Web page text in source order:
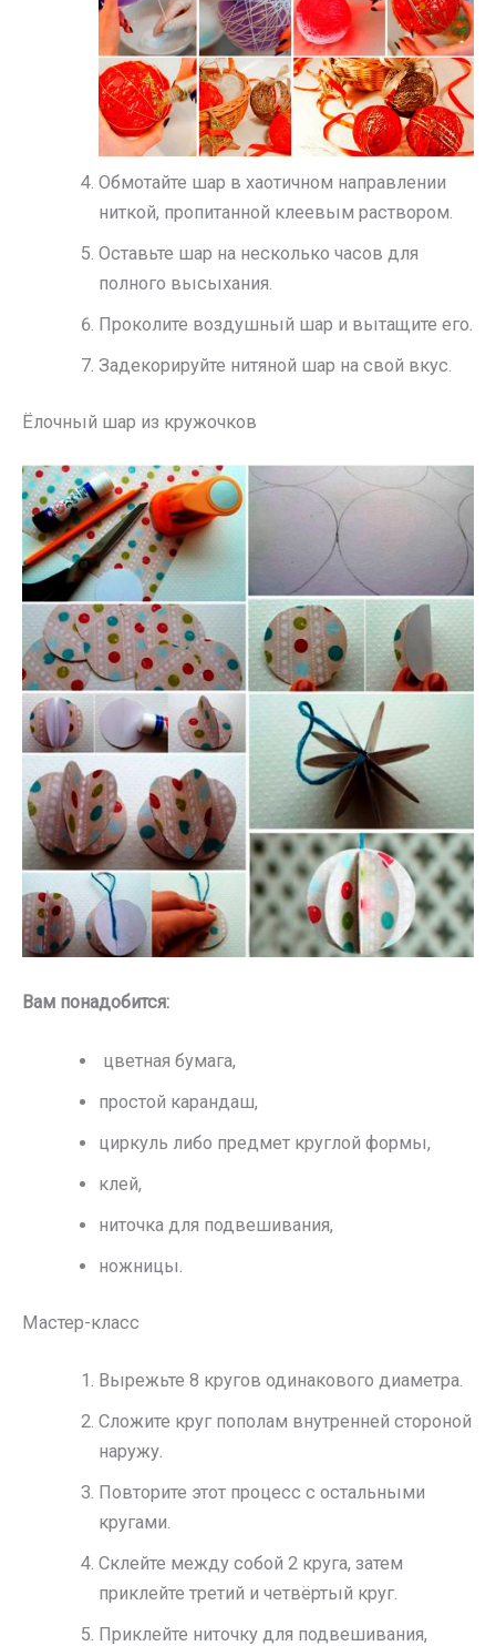
Обмотайте шар в хаотичном направлении
ниткой, пропитанной клеевым раствором.
Оставьте шар на несколько часов для
полного высыхания.
Проколите воздушный шар и вытащите его.
Задекорируйте нитяной шар на свой вкус.
Ёлочный шар из кружочков
Вам понадобится:
цветная бумага,
простой карандаш,
циркуль либо предмет круглой формы,
клей,
ниточка для подвешивания,
ножницы.
Мастер-класс
Вырежьте 8 кругов одинакового диаметра.
Сложите круг пополам внутренней стороной
наружу.
Повторите этот процесс с остальными
кругами.
Склейте между собой 2 круга, затем
приклейте третий и четвёртый круг.
Приклейте ниточку для подвешивания,